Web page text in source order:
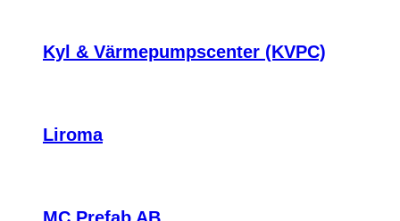
Kyl & Värmepumpscenter (KVPC)
Liroma